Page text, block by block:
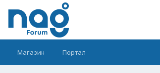
Магазин Портал